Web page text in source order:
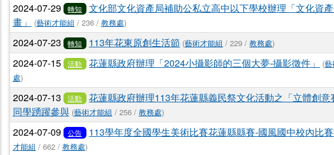
2024-07-29 轉知
文化部文化資產局補助公私立高中以下學校辦理「文化資
畫」
(藝術才能組 / 236 / 教務處)
2024-07-23 轉知 113年花東原創生活節 (藝術才能組 / 229 /教務處)
2024-07-15 活動 花蓮縣政府辦理「2024小攝影師的三個大夢-攝影徵件」 (
處)
2024-07-13 活動
花蓮縣政府辦理113年花蓮縣義民祭文化活動之「立體創
同學踴躍參與 (藝術才能組 / 256 / 教務處)
2024-07-09 公告 113學年度全國學生美術比賽花蓮縣縣賽-國風國中校內比
才能組 / 662 / 教務處)